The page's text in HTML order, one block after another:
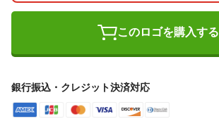
このロゴを購入する
銀行振込・クレジット決済対応